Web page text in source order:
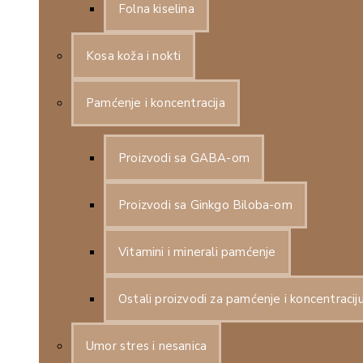
Folna kiselina
Kosa koža i nokti
Pamćenje i koncentracija
Proizvodi sa GABA-om
Proizvodi sa Ginkgo Biloba-om
Vitamini i minerali pamćenje
Ostali proizvodi za pamćenje i
Umor stres i nesanica